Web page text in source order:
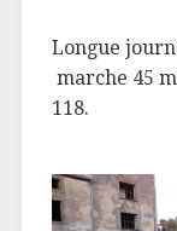
Longue
marche 45
118.